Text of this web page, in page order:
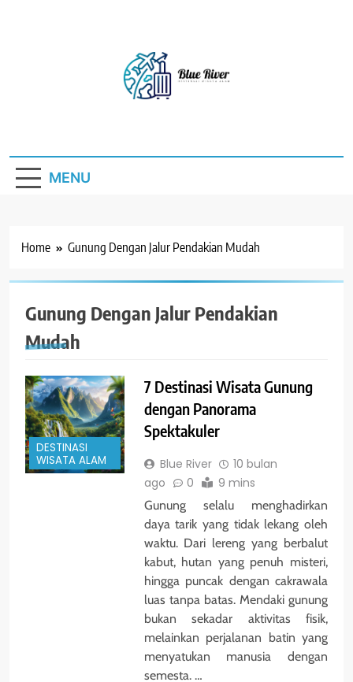
MENU
Home Gunung Dengan Jalur Pendakian Mudah
Gunung Dengan Jalur Pendakian
Mudah
DESTINASI
WISATA ALAM
7 Destinasi Wisata Gunung
dengan Panorama
Spektakuler
Blue River
10 bulan
ago
0 9 mins
Gunung selalu menghadirkan
daya tarik yang tidak lekang oleh
waktu. Dari lereng yang berbalut
kabut, hutan yang penuh misteri,
hingga puncak dengan cakrawala
luas tanpa batas. Mendaki gunung
bukan sekadar aktivitas fisik,
melainkan perjalanan batin yang
menyatukan manusia dengan
semesta. …